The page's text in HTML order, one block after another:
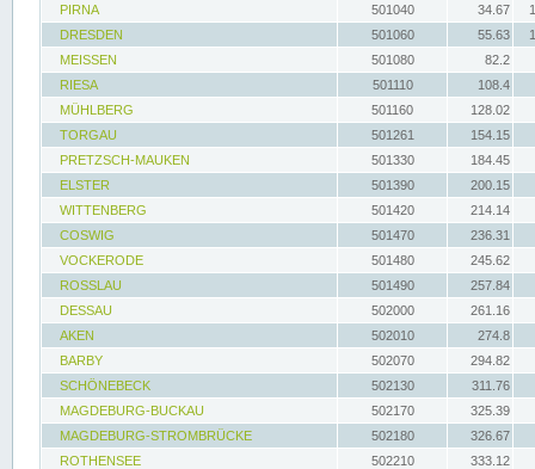
PIRNA
501040 34.67
DRESDEN
501060 55.63
MEISSEN
501080
82.2
RIESA
501110
108.4
MÜHLBERG
501160
128.02
TORGAU
501261
154.15
PRETZSCH-MAUKEN
501330
184.45
ELSTER
501390
200.15
WITTENBERG
501420
214.14
COSWIG
501470
236.31
VOCKERODE
501480
245.62
ROSSLAU
501490
257.84
DESSAU
502000
261.16
AKEN
502010
274.8
BARBY
502070
294.82
SCHÖNEBECK
502130
311.76
MAGDEBURG-BUCKAU
502170
325.39
MAGDEBURG-STROMBRÜCKE
502180
326.67
ROTHENSEE
502210
333.12